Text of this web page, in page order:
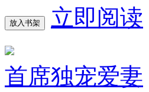
放入书架 立即阅读
首席独宠爱妻